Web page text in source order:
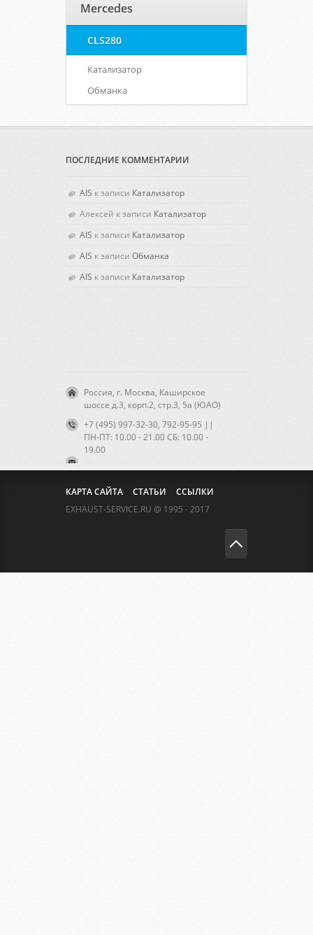
Mercedes
CLS280
Катализатор
Обманка
ПОСЛЕДНИЕ КОММЕНТАРИИ
AIS к записи Катализатор
Алексей к записи Катализатор
AIS к записи Катализатор
AIS к записи Обманка
AIS к записи Катализатор
Россия, г. Москва, Каширское
шоссе д.3, корп.2, стр.3, 5а (ЮАО)
+7 (495) 997-32-30, 792-95-95 ||
ПН-ПТ: 10.00 - 21.00 CБ: 10.00 -
19.00
КАРТА САЙТА СТАТЬИ
ССЫЛКИ
EXHAUST-SERVICE.RU @ 1995 - 2017